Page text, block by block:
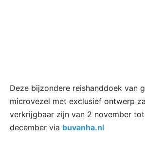
Deze bijzondere reishanddoek van
microvezel met exclusief ontwerp
verkrijgbaar zijn van 2 november
december via buvanha.nl